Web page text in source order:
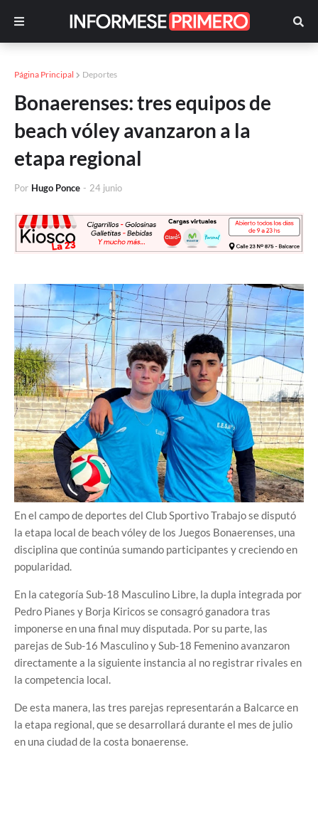
Página Principal Deportes
Bonaerenses: tres equipos de
beach vóley avanzaron a la
etapa regional
Por Hugo Ponce - 24 junio
En el campo de deportes del Club Sportivo Trabajo se disputó
la etapa local de beach vóley de los Juegos Bonaerenses, una
disciplina que continúa sumando participantes y creciendo en
popularidad.
En la categoría Sub-18 Masculino Libre, la dupla integrada por
Pedro Pianes y Borja Kiricos se consagró ganadora tras
imponerse en una final muy disputada. Por su parte, las
parejas de Sub-16 Masculino y Sub-18 Femenino avanzaron
directamente a la siguiente instancia al no registrar rivales en
la competencia local.
De esta manera, las tres parejas representarán a Balcarce en
la etapa regional, que se desarrollará durante el mes de julio
en una ciudad de la costa bonaerense.